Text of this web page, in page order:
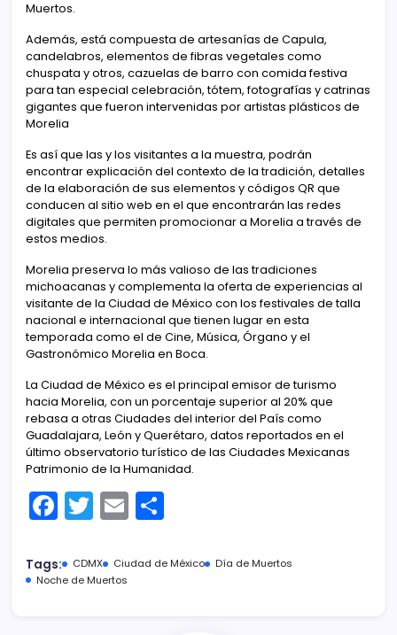
Muertos.
Además, está compuesta de artesanías de Capula,
candelabros, elementos de fibras vegetales como
chuspata y otros, cazuelas de barro con comida festiva
para tan especial celebración, tótem, fotografías y catrinas
gigantes que fueron intervenidas por artistas plásticos de
Morelia
Es así que las y los visitantes a la muestra, podrán
encontrar explicación del contexto de la tradición, detalles
de la elaboración de sus elementos y códigos QR que
conducen al sitio web en el que encontrarán las redes
digitales que permiten promocionar a Morelia a través de
estos medios.
Morelia preserva lo más valioso de las tradiciones
michoacanas y complementa la oferta de experiencias al
visitante de la Ciudad de México con los festivales de talla
nacional e internacional que tienen lugar en esta
temporada como el de Cine, Música, Órgano y el
Gastronómico Morelia en Boca.
La Ciudad de México es el principal emisor de turismo
hacia Morelia, con un porcentaje superior al 20% que
rebasa a otras Ciudades del interior del País como
Guadalajara, León y Querétaro, datos reportados en el
último observatorio turístico de las Ciudades Mexicanas
Patrimonio de la Humanidad.
F
a
c
e
T
w
itt
er
E
m
ai m
Tags: CDMX Ciudad de México
Día de Muertos
Noche de Muertos